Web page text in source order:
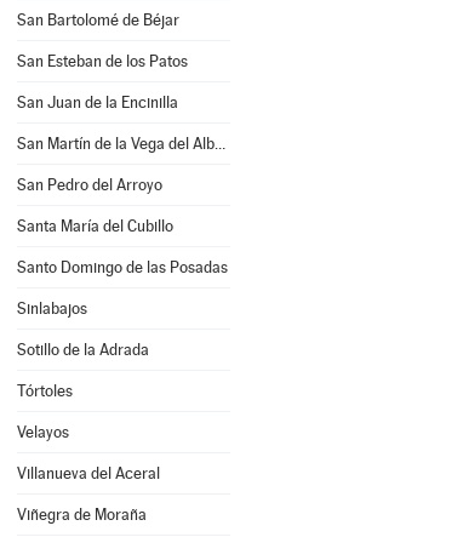
San Bartolomé de Béjar
San Esteban de los Patos
San Juan de la Encinilla
San Martín de la Vega del Alberche
San Pedro del Arroyo
Santa María del Cubillo
Santo Domingo de las Posadas
Sinlabajos
Sotillo de la Adrada
Tórtoles
Velayos
Villanueva del Aceral
Viñegra de Moraña